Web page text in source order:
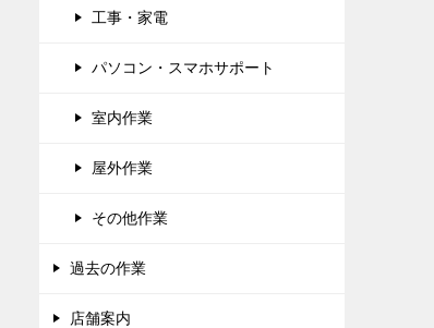
工事・家電
パソコン・スマホサポート
室内作業
屋外作業
その他作業
過去の作業
店舗案内